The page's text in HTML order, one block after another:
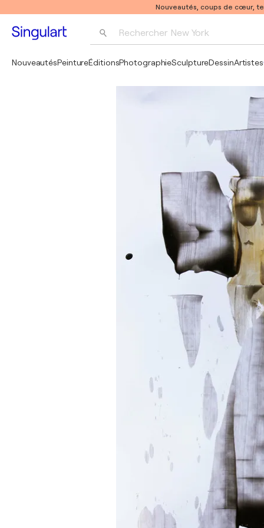
Nouveautés, coups de cœur,
Rechercher New York
NouveautésPeintureÉditionsPhotographieSculptureDessinArtistes